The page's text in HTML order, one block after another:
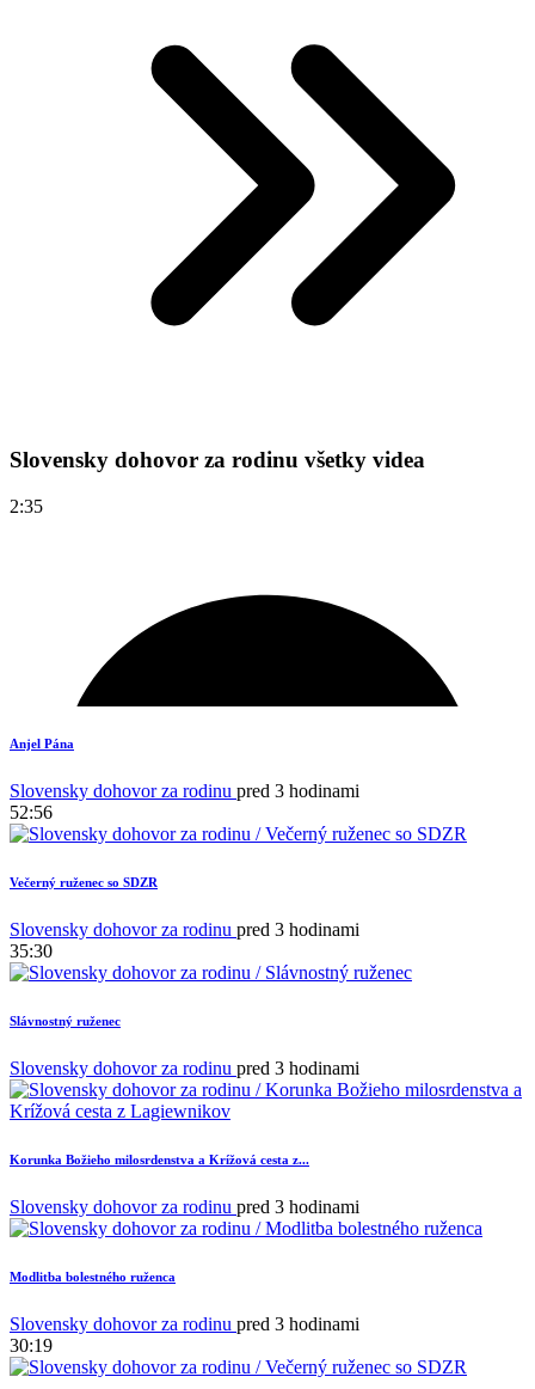
Slovensky dohovor za rodinu všetky videa
2:35
Anjel Pána
Slovensky dohovor za rodinu pred 3 hodinami
52:56
Večerný ruženec so SDZR
Slovensky dohovor za rodinu pred 3 hodinami
35:30
Slávnostný ruženec
Slovensky dohovor za rodinu pred 3 hodinami
Korunka Božieho milosrdenstva a Krížová cesta z...
Slovensky dohovor za rodinu pred 3 hodinami
Modlitba bolestného ruženca
Slovensky dohovor za rodinu pred 3 hodinami
30:19